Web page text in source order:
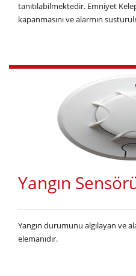
tanıtılabilmektedir. Emniyet
kapanmasını ve alarmın
Yangın
Yangın durumunu algılayan ve
elemanıdır.